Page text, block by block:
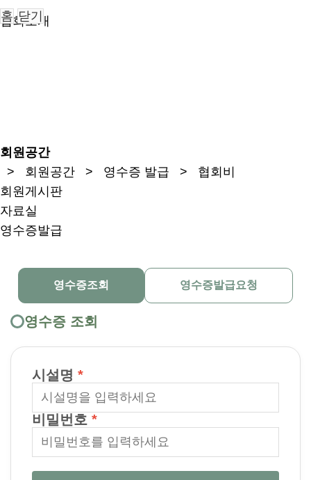
협회소개
홈 닫기
회원공간
> 회원공간 > 영수증 발급 > 협회비
회원게시판
자료실
영수증발급
영수증조회 영수증발급요청
영수증 조회
시설명
비밀번호